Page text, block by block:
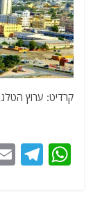
קרדיט: ערוץ
W
T